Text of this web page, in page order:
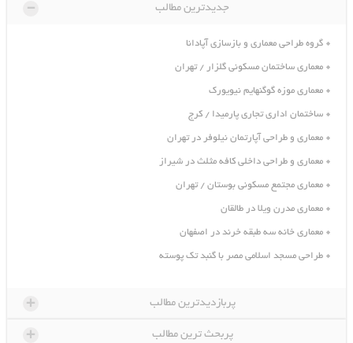
جدیدترین مطالب -
گروه طراحی معماری و بازسازی آپادانا
معماری ساختمان مسکونی گلزار / تهران
معماری موزه گوگنهایم نیویورک
ساختمان اداری تجاری پارمیدا / کرج
معماری و طراحی آپارتمان نیلوفر در تهران
معماری و طراحی داخلی کافه مثلث در شیراز
معماری مجتمع مسکونی بوستان / تهران
معماری مدرن ویلا در طالقان
معماری خانه سه طبقه خرند در اصفهان
طراحی مسجد اسلامی مصر با گنبد تک پوسته
پربازدیدترین مطالب +
پربحث ترین مطالب +